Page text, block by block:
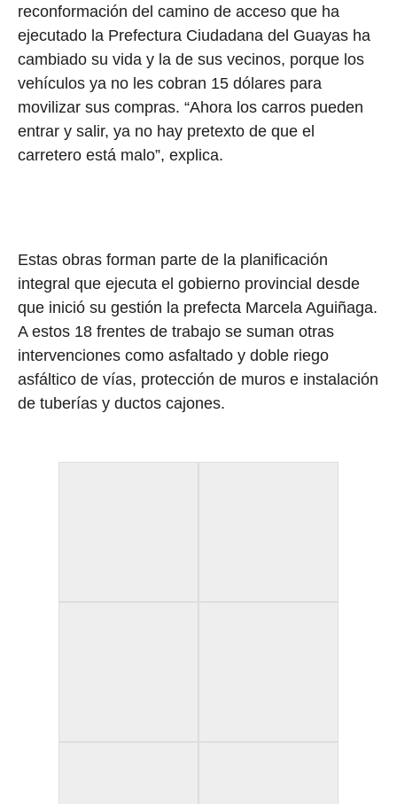
reconformación del camino de acceso que ha
ejecutado la Prefectura Ciudadana del Guayas ha
cambiado su vida y la de sus vecinos, porque los
vehículos ya no les cobran 15 dólares para
movilizar sus compras. “Ahora los carros pueden
entrar y salir, ya no hay pretexto de que el
carretero está malo”, explica.
Estas obras forman parte de la planificación
integral que ejecuta el gobierno provincial desde
que inició su gestión la prefecta Marcela Aguiñaga.
A estos 18 frentes de trabajo se suman otras
intervenciones como asfaltado y doble riego
asfáltico de vías, protección de muros e instalación
de tuberías y ductos cajones.